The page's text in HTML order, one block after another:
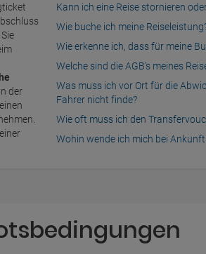
der
Kann ich eine Reise stornieren
Wie buche ich meine
Wie erkenne ich, dass für meine
Welche sind die AGB's meines
Was muss ich vor Ort für die
Fahrer nicht finde?
Wie oft muss ich den
Wohin wende ich mich bei